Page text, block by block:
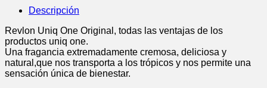
Descripción
Revlon Uniq One Original, todas las ventajas de los
productos uniq one.
Una fragancia extremadamente cremosa, deliciosa y
natural,que nos transporta a los trópicos y nos permite una
sensación única de bienestar.